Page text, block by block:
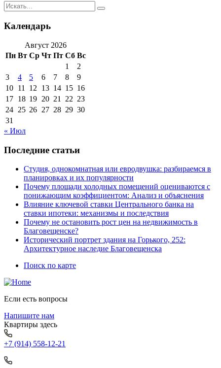
Календарь
Август 2026
Пн Вт Ср Чт Пт Сб Вс
1
2
3
4 5 6 7 8
9
10 11 12 13 14 15 16
17 18 19 20 21 22 23
24 25 26 27 28 29 30
31
« Июл
Последние статьи
Студия, однокомнатная или евродвушка: разбираемся в
планировках и их популярности
Почему площади холодных помещений оцениваются с
понижающим коэффициентом: Анализ и объяснения
Влияние ключевой ставки Центрального банка на
ставки ипотеки: механизмы и последствия
Почему не остановить рост цен на недвижимость в
Благовещенске?
Исторический портрет здания на Горького, 252:
Архитектурное наследие Благовещенска
Поиск по карте
Если есть вопросы
Напишите нам
Квартиры здесь
+7 (914) 558-12-21